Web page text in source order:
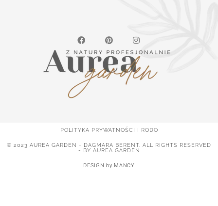
POLITYKA PRYWATNOŚCI I RODO
© 2023 AUREA GARDEN - DAGMARA BERENT. ALL RIGHTS RESERVED
- BY AUREA GARDEN
DESIGN by MANCY